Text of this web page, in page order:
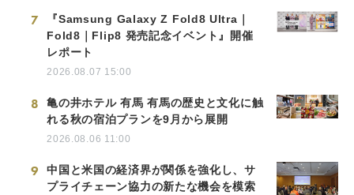
7
『Samsung Galaxy Z Fold8 Ultra｜
Fold8｜Flip8 発売記念イベント』開催
レポート
2026.08.07 15:00
8
亀の井ホテル 有馬 有馬の歴史と文化に触
れる秋の宿泊プランを9月から展開
2026.08.06 11:00
9
中国と米国の経済界が関係を強化し、サ
プライチェーン協力の新たな機会を模索